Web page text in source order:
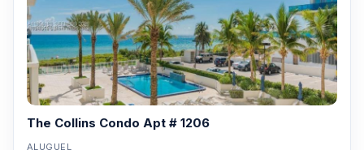
The Collins Condo Apt # 1206
ALUGUEL